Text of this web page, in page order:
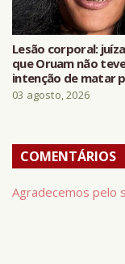
Lesão corporal:
que Oruam não
intenção de matar
03 agosto, 2026
COMENTÁRIOS
Agradecemos pelo